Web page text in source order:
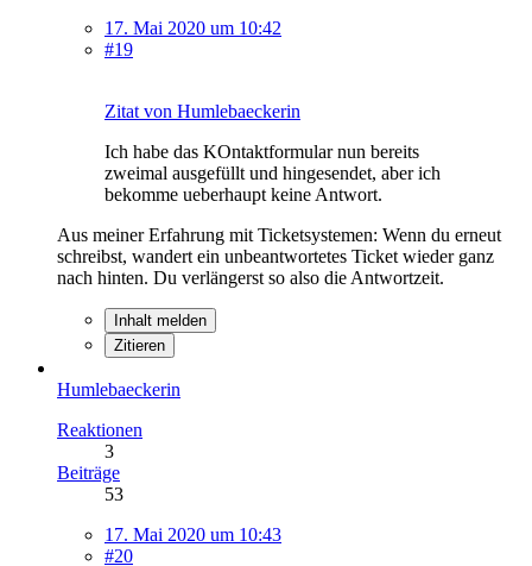
17. Mai 2020 um 10:42
#19
Zitat von Humlebaeckerin
Ich habe das KOntaktformular nun bereits
zweimal ausgefüllt und hingesendet, aber ich
bekomme ueberhaupt keine Antwort.
Aus meiner Erfahrung mit Ticketsystemen: Wenn du erneut
schreibst, wandert ein unbeantwortetes Ticket wieder ganz
nach hinten. Du verlängerst so also die Antwortzeit.
Inhalt melden
Zitieren
Humlebaeckerin
Reaktionen
3
Beiträge
53
17. Mai 2020 um 10:43
#20